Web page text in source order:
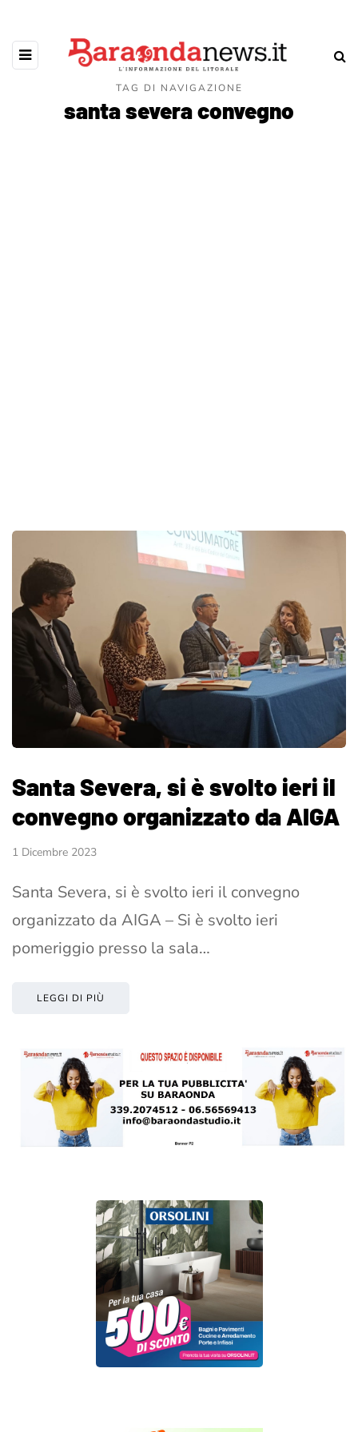
TAG DI NAVIGAZIONE
santa severa convegno
Santa Severa, si è svolto ieri il
convegno organizzato da AIGA
1 Dicembre 2023
Santa Severa, si è svolto ieri il convegno
organizzato da AIGA – Si è svolto ieri
pomeriggio presso la sala…
LEGGI DI PIÙ